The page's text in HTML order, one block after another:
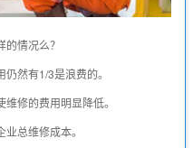
情况么？
然有1/3是浪费的。
修的费用明显降低。
总维修成本。